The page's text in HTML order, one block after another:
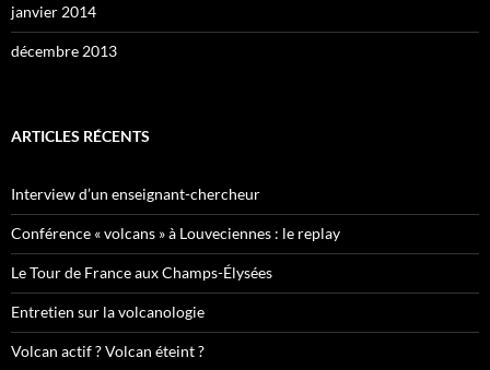
janvier 2014
décembre 2013
ARTICLES RÉCENTS
Interview d’un enseignant-chercheur
Conférence « volcans » à Louveciennes : le replay
Le Tour de France aux Champs-Élysées
Entretien sur la volcanologie
Volcan actif ? Volcan éteint ?